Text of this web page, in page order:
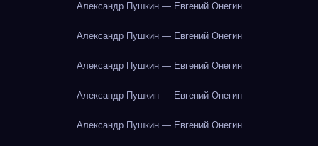
Александр Пушкин — Евгений Онегин
Александр Пушкин — Евгений Онегин
Александр Пушкин — Евгений Онегин
Александр Пушкин — Евгений Онегин
Александр Пушкин — Евгений Онегин